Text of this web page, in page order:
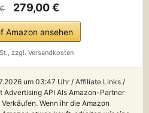
279,00 €
Amazon ansehen
zzgl. Versandkosten
um 03:47 Uhr / Affiliate Links /
Advertising API Als Amazon-Partner
Wenn ihr die Amazon